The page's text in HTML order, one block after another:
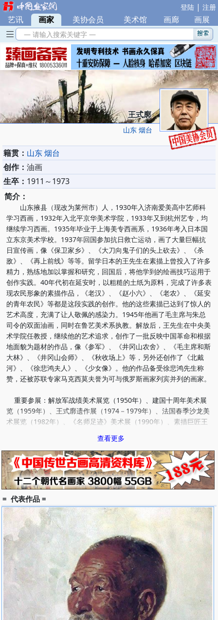
登陆 | 注册
艺讯 | 画家 美协会员 美术馆 画廊 画展
— 请输入搜索关键字 —
王式廓
山东 烟台
籍贯： 山东 烟台
创作： 油画
生卒： 1911～1973
简介：
山东掖县（现改为莱州市）人，1930年入济南爱美高中艺师科
学习西画，1932年入北平京华美术学院，1933年又到杭州艺专，均
继续学习西画。1935年毕业于上海美专西画系，1936年考入日本国
立东京美术学校。1937年回国参加抗日救亡运动，画了大量巨幅抗
日宣传画，像《保卫家乡》、《大刀向鬼子们的头上砍去》、《杀
敌》、《再上前线》等等。留学日本的王先生在素描上曾投入了许多
精力，熟练地加以掌握和研究，回国后，将他学到的绘画技巧运用于
创作实践。40年代初在延安时，以粗糙的土纸为原料，完成了许多表
现农民形象的素描作品，《老汉》、《赵小六》、《老农》、《延安
的青年农民》等都是这段实践的创作。他的这些素描已达到了惊人的
艺术高度，充满了让人敬佩的感染力。1945年他画了毛主席与朱总
司令的双面油画，同时在鲁艺美术系执教。解放后，王先生在中央美
术学院任教授，继续他的艺术追求，创作了一批反映中国革命和根据
地面貌为题材的作品，像《参军》、《井冈山农舍》、《毛主席和斯
大林》、《井冈山会师》、《秋收场上》等，另外还创作了《北戴
河》、《徐悲鸿夫人》、《少女像》。他的作品备受徐悲鸿先生称
赞，还被苏联专家马克西莫夫誉为可与俄罗斯画家列宾并列的画家。
重要参展：解放军战绩美术展览（1950年）、建国十周年美术展
览（1959年）、王式廓遗作展（1974－1979年）、法国春季沙龙美
术展览（1982年）、《名师足迹》美术展（1990年）、素描巨匠王
州）、王式廓素描艺术展（1995年）、中国建国五十周年油画展
（1998年）。出版画册：《血衣》、《王式廓素描集》、《王式廓
画集》。出版专着：《王式廓艺术研究》。
王式廓是一位热爱农民，热爱农村题材的画家，被任誉为“农民画
家”，于是在的创作中出现了大量农村题材的作品。他始终用他锐利
而又充满热情的眼光捕捉最纯朴、最自然、最生动的描绘对象，用他
极深的绘画功底去追求朴实无华的自然之美，将他的全部心血献给了
他热爱的农民。
1954年，王式廓先生开始《血衣》的创作，《血衣》是公认的王
先生的代表作，是反映中国农民觉醒的纪念碑性的作品。此画的创作
长达20年之久，王先生为此耗尽了心血。为了这幅画，王先生做了大
量前期准备，绘制了一系列的人物素描，这些单幅的素描作品本身已
经表现出了王式廓先生素描的功力和成就。经过长实践的酝酿和严肃
的探讨，王先生数易其稿，终于在1973年创作完成了这幅现藏于中
国革命博物馆的，纵1.92米，横3.45米的巨幅素描《血衣》，以它震
查看更多
= 代表作品 =